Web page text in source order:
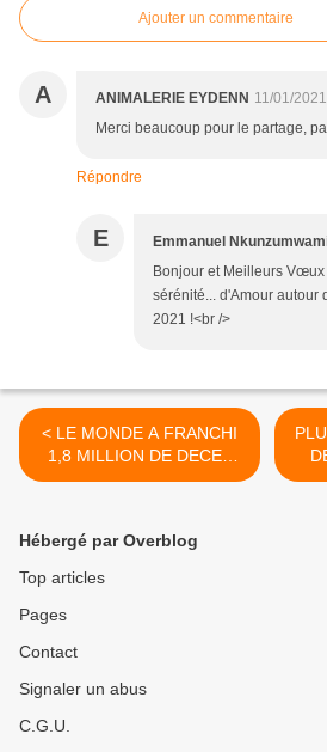
Ajouter un commentaire
A ANIMALERIE EYDENN 11/01/
Merci beaucoup pour le partage,
Répondre
E Emmanuel
Bonjour et Meilleurs
sérénité... d'Amour autour
2021 !<br />
< LE MONDE A FRANCHI
1,8 MILLION DE DECES
DU OU AVEC LA COVID-19
MONDE AU 31 DECEMBRE
Hébergé par Overblog
Top articles
Pages
Contact
Signaler un abus
C.G.U.